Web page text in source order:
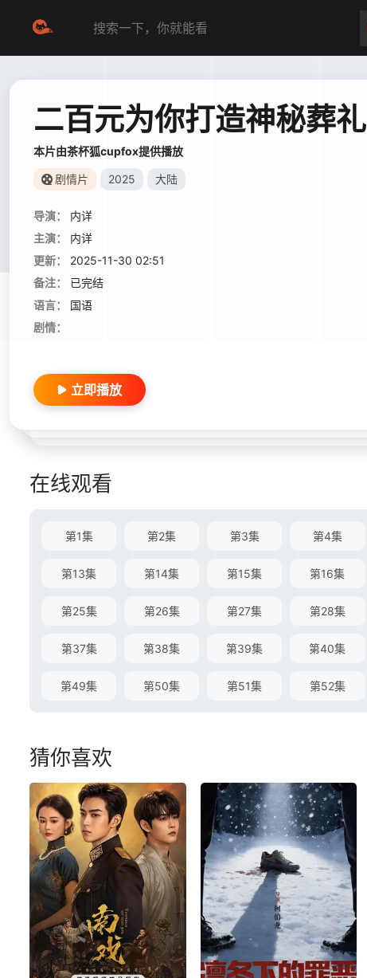
二百元为你打造神秘葬礼
本片由茶杯狐cupfox提供播放
剧情片 2025 大陆
导演：
内详
主演：
内详
更新：
2025-11-30 02:51
备注：
已完结
语言：
国语
剧情：
立即播放
在线观看
第1集 第2集 第3集 第4集
第13集 第14集 第15集 第16集
第25集 第26集 第27集 第28集
第37集 第38集 第39集 第40集
第49集 第50集 第51集 第52集
猜你喜欢